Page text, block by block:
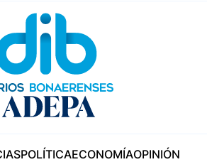
POLÍTICAECONOMÍAOPINIÓN